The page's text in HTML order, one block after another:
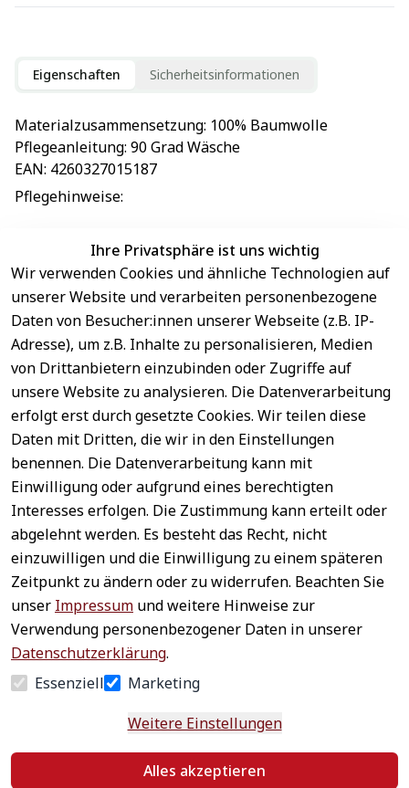
Eigenschaften Sicherheitsinformationen
Materialzusammensetzung: 100% Baumwolle
Pflegeanleitung: 90 Grad Wäsche
EAN: 4260327015187
Pflegehinweise:
EU-Verantwortliche Person - klicken Sie für Details
Ihre Privatsphäre ist uns wichtig
Wir verwenden Cookies und ähnliche Technologien auf
unserer Website und verarbeiten personenbezogene
Daten von Besucher:innen unserer Webseite (z.B. IP-
Adresse), um z.B. Inhalte zu personalisieren, Medien
von Drittanbietern einzubinden oder Zugriffe auf
unsere Website zu analysieren. Die Datenverarbeitung
erfolgt erst durch gesetzte Cookies. Wir teilen diese
Daten mit Dritten, die wir in den Einstellungen
benennen. Die Datenverarbeitung kann mit
Einwilligung oder aufgrund eines berechtigten
Interesses erfolgen. Die Zustimmung kann erteilt oder
abgelehnt werden. Es besteht das Recht, nicht
einzuwilligen und die Einwilligung zu einem späteren
Zeitpunkt zu ändern oder zu widerrufen. Beachten Sie
unser Impressum und weitere Hinweise zur
Verwendung personenbezogener Daten in unserer
Datenschutzerklärung.
Essenziell
Marketing
Weitere Einstellungen
Alles akzeptieren
Rechtliches
AGB
Impressum
Datenschutz
Widerrufsrecht
Widerrufsform
ular
Service
Kontakt
Registrieren
Zahlung &
Versand
Newsletter
abonnieren
Häufige
Fragen
Sichere
Zahlungsar
ten
Schneller
Versand
Vertrag